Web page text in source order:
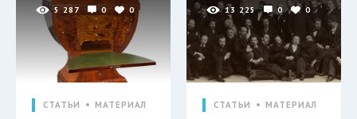
5 287 0 0
СТАТЬИ МАТЕРИАЛ
13 225 0 0
СТАТЬИ МАТЕРИАЛ